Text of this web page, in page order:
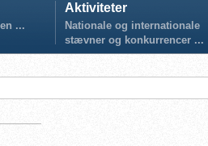
...
Aktiviteter
Nationale og internationale
stævner og konkurrencer ...